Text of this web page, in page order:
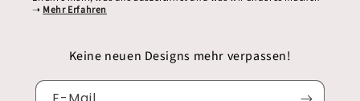
➝ Mehr Erfahren
Keine neuen Designs mehr verpassen!